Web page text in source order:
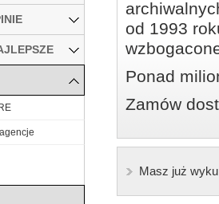
od 1993
Ponad
Zamów
Masz już